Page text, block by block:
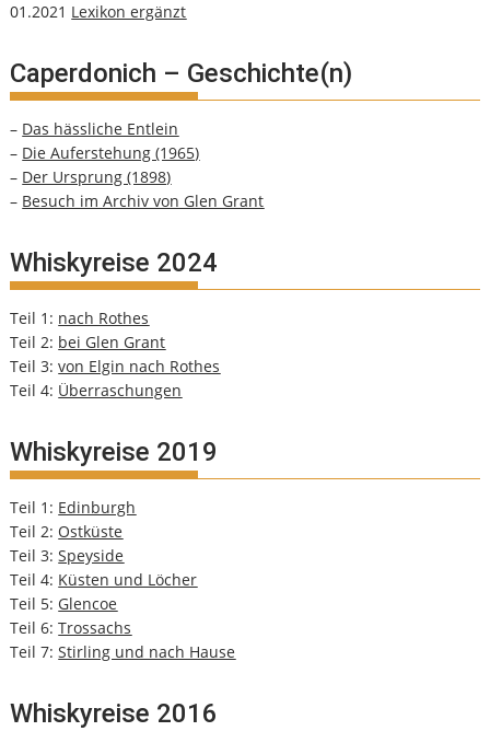
01.2021 Lexikon ergänzt
Caperdonich – Geschichte(n)
– Das hässliche Entlein
– Die Auferstehung (1965)
– Der Ursprung (1898)
– Besuch im Archiv von Glen Grant
Whiskyreise 2024
Teil 1: nach Rothes
Teil 2: bei Glen Grant
Teil 3:von Elgin nach Rothes
Teil 4: Überraschungen
Whiskyreise 2019
Teil 1: Edinburgh
Teil 2: Ostküste
Teil 3:Speyside
Teil 4: Küsten und Löcher
Teil 5: Glencoe
Teil 6:Trossachs
Teil 7:Stirling und nach Hause
Whiskyreise 2016